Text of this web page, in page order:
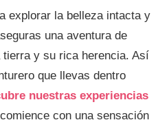
explorar la belleza intacta y
una aventura de
tierra y su rica herencia. Así
que llevas dentro
nuestras experiencias
con una sensación